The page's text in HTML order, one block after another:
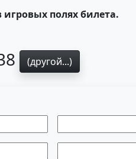
полях билета.
(другой...)